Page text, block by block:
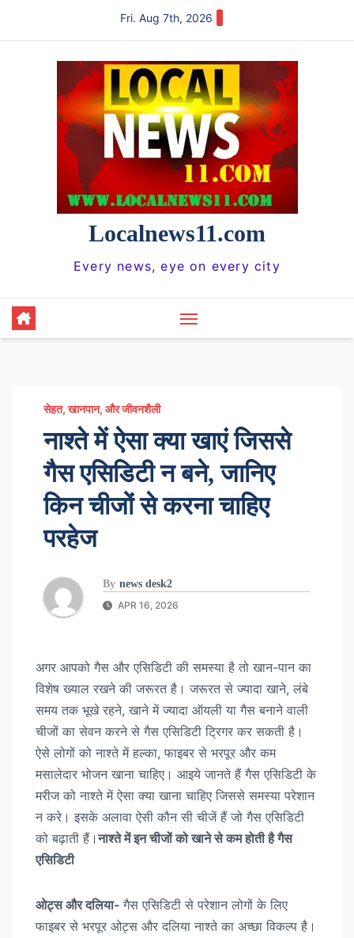
Fri. Aug 7th, 2026
Localnews11.com
Every news, eye on every city
सेहत, खानपान, और जीवनशैली
नाश्ते में ऐसा क्या खाएं जिससे
गैस एसिडिटी न बने, जानिए
किन चीजों से करना चाहिए
परहेज
By news desk2
APR 16, 2026
अगर आपको गैस और एसिडिटी की समस्या है तो खान-पान का
विशेष ख्याल रखने की जरूरत है। जरूरत से ज्यादा खाने, लंबे
समय तक भूखे रहने, खाने में ज्यादा ऑयली या गैस बनाने वाली
चीजों का सेवन करने से गैस एसिडिटी ट्रिगर कर सकती है।
ऐसे लोगों को नाश्ते में हल्का, फाइबर से भरपूर और कम
मसालेदार भोजन खाना चाहिए। आइये जानते हैं गैस एसिडिटी के
मरीज को नाश्ते में ऐसा क्या खाना चाहिए जिससे समस्या परेशान
न करे। इसके अलावा ऐसी कौन सी चीजें हैं जो गैस एसिडिटी
को बढ़ाती हैं।नाश्ते में इन चीजों को खाने से कम होती है गैस
एसिडिटी
ओट्स और दलिया- गैस एसिडिटी से परेशान लोगों के लिए
फाइबर से भरपूर ओट्स और दलिया नाश्ते का अच्छा विकल्प है।